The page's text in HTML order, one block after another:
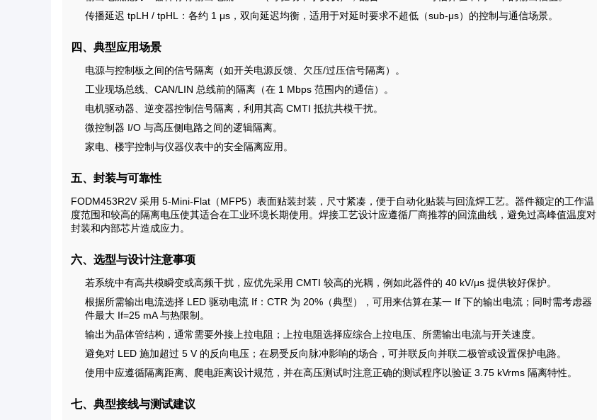
传播延迟 tpLH / tpHL：各约 1 μs，双向延迟均衡，适用于对延时要求不超低（sub-μs）的控制与通信场景。
四、典型应用场景
电源与控制板之间的信号隔离（如开关电源反馈、欠压/过压信号隔离）。
工业现场总线、CAN/LIN 总线前的隔离（在 1 Mbps 范围内的通信）。
电机驱动器、逆变器控制信号隔离，利用其高 CMTI 抵抗共模干扰。
微控制器 I/O 与高压侧电路之间的逻辑隔离。
家电、楼宇控制与仪器仪表中的安全隔离应用。
五、封装与可靠性
FODM453R2V 采用 5-Mini-Flat（MFP5）表面贴装封装，尺寸紧凑，便于自动化贴装与回流焊工艺。器件额定的工作温
度范围和较高的隔离电压使其适合在工业环境长期使用。焊接工艺设计应遵循厂商推荐的回流曲线，避免过高峰值温度对
封装和内部芯片造成应力。
六、选型与设计注意事项
若系统中有高共模瞬变或高频干扰，应优先采用 CMTI 较高的光耦，例如此器件的 40 kV/μs 提供较好保护。
根据所需输出电流选择 LED 驱动电流 If：CTR 为 20%（典型），可用来估算在某一 If 下的输出电流；同时需考虑器
件最大 If=25 mA 与热限制。
输出为晶体管结构，通常需要外接上拉电阻；上拉电阻选择应综合上拉电压、所需输出电流与开关速度。
避免对 LED 施加超过 5 V 的反向电压；在易受反向脉冲影响的场合，可并联反向并联二极管或设置保护电路。
使用中应遵循隔离距离、爬电距离设计规范，并在高压测试时注意正确的测试程序以验证 3.75 kVrms 隔离特性。
七、典型接线与测试建议